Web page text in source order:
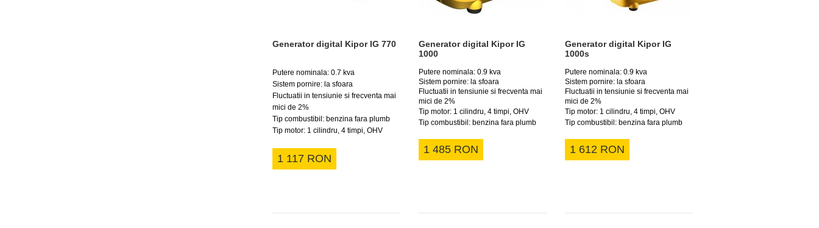
Generator digital Kipor IG 770
Putere nominala: 0.7 kva
Sistem pornire: la sfoara
Fluctuatii in tensiunie si frecventa mai
mici de 2%
Tip combustibil: benzina fara plumb
Tip motor: 1 cilindru, 4 timpi, OHV
1 117 RON
Generator digital Kipor IG
1000
Putere nominala: 0.9 kva
Sistem pornire: la sfoara
Fluctuatii in tensiunie si frecventa mai
mici de 2%
Tip motor: 1 cilindru, 4 timpi, OHV
Tip combustibil: benzina fara plumb
1 485 RON
Generator digital Kipor IG
1000s
Putere nominala: 0.9 kva
Sistem pornire: la sfoara
Fluctuatii in tensiunie si frecventa mai
mici de 2%
Tip motor: 1 cilindru, 4 timpi, OHV
Tip combustibil: benzina fara plumb
1 612 RON